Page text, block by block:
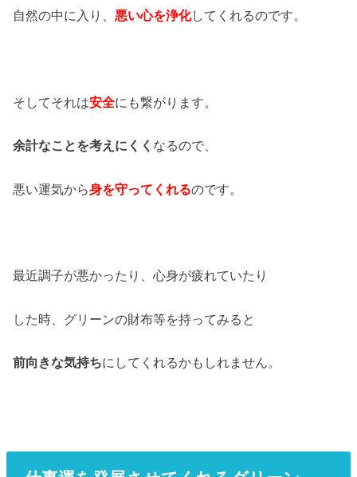
自然の中に入り、 悪い心を浄化してくれるのです。
そしてそれは安全にも繋がります。
余計なことを考えにくく なるので、
悪い運気から身を守ってくれるのです。
最近調子が悪かったり、心身が疲れていたり
した時、グリーンの財布等を持ってみると
前向きな気持ちにしてくれるかもしれません。